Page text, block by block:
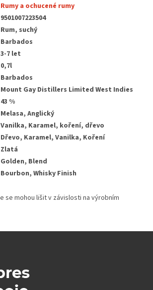
Rumy a ochucené rumy
9501007223504
Rum, suchý
Barbados
3-7 let
0,7l
Barbados
Mount Gay Distillers Limited West Indies
43 %
Melasa, Anglický
Vanilka, Karamel, koření, dřevo
Dřevo, Karamel, Vanilka, Koření
Zlatá
Golden, Blend
Bourbon, Whisky Finish